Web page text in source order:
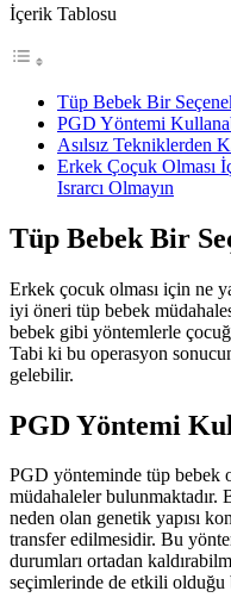
İçerik Tablosu
Tüp Bebek Bir
PGD Yöntemi
Asılsız Tekniklerden
Erkek Çoçuk Olması
Israrcı Olmayın
Tüp Bebek Bir
Erkek çocuk olması için ne
iyi öneri tüp bebek
bebek gibi yöntemlerle
Tabi ki bu operasyon
gelebilir.
PGD Yöntemi
PGD yönteminde tüp bebek
müdahaleler bulunmaktadır.
neden olan genetik yapısı
transfer edilmesidir. Bu
durumları ortadan
seçimlerinde de etkili olduğu